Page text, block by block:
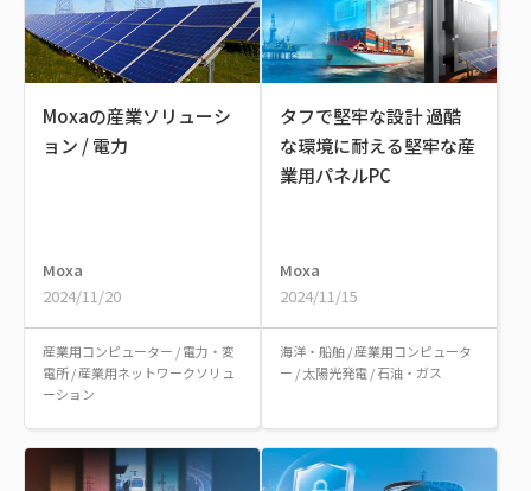
Moxaの産業ソリューシ
ョン / 電力
Moxa
2024/11/20
産業用コンピューター /電力・変
電所/産業用ネットワークソリュ
ーション
タフで堅牢な設計 過酷
な環境に耐える堅牢な産
業用パネルPC
Moxa
2024/11/15
海洋・船舶/産業用コンピュータ
ー /太陽光発電/石油・ガス